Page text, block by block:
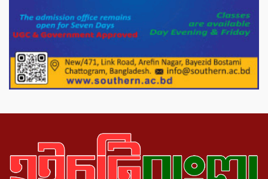
পোরশায় গণঅভ্যুত্থান দিবসে শহিদ ও জুলাই
১১ দলীয় ঐক্য পোরশা উপজেলা শাখার